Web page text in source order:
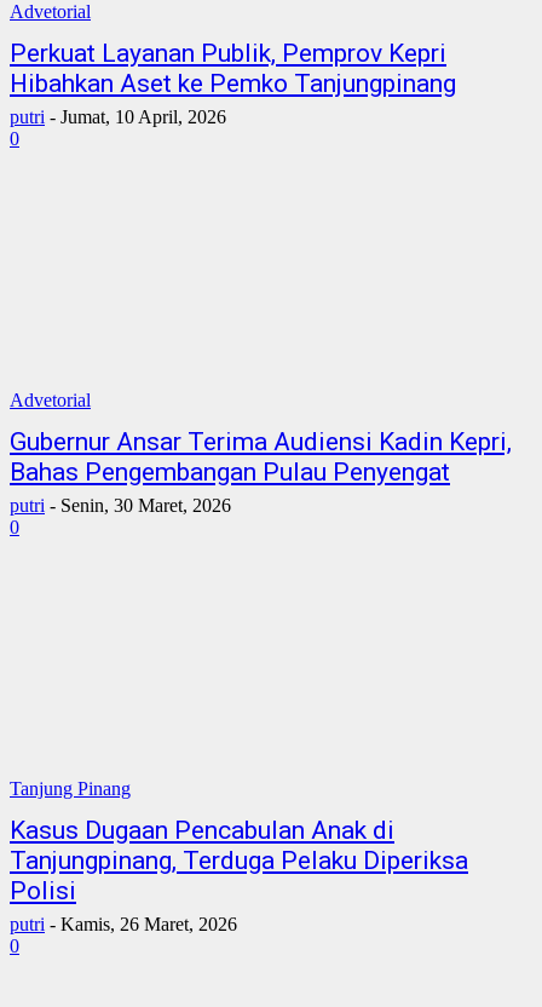
Advetorial
Perkuat Layanan Publik, Pemprov Kepri
Hibahkan Aset ke Pemko Tanjungpinang
putri - Jumat, 10 April, 2026
0
Advetorial
Gubernur Ansar Terima Audiensi Kadin Kepri,
Bahas Pengembangan Pulau Penyengat
putri - Senin, 30 Maret, 2026
0
Tanjung Pinang
Kasus Dugaan Pencabulan Anak di
Tanjungpinang, Terduga Pelaku Diperiksa
Polisi
putri - Kamis, 26 Maret, 2026
0